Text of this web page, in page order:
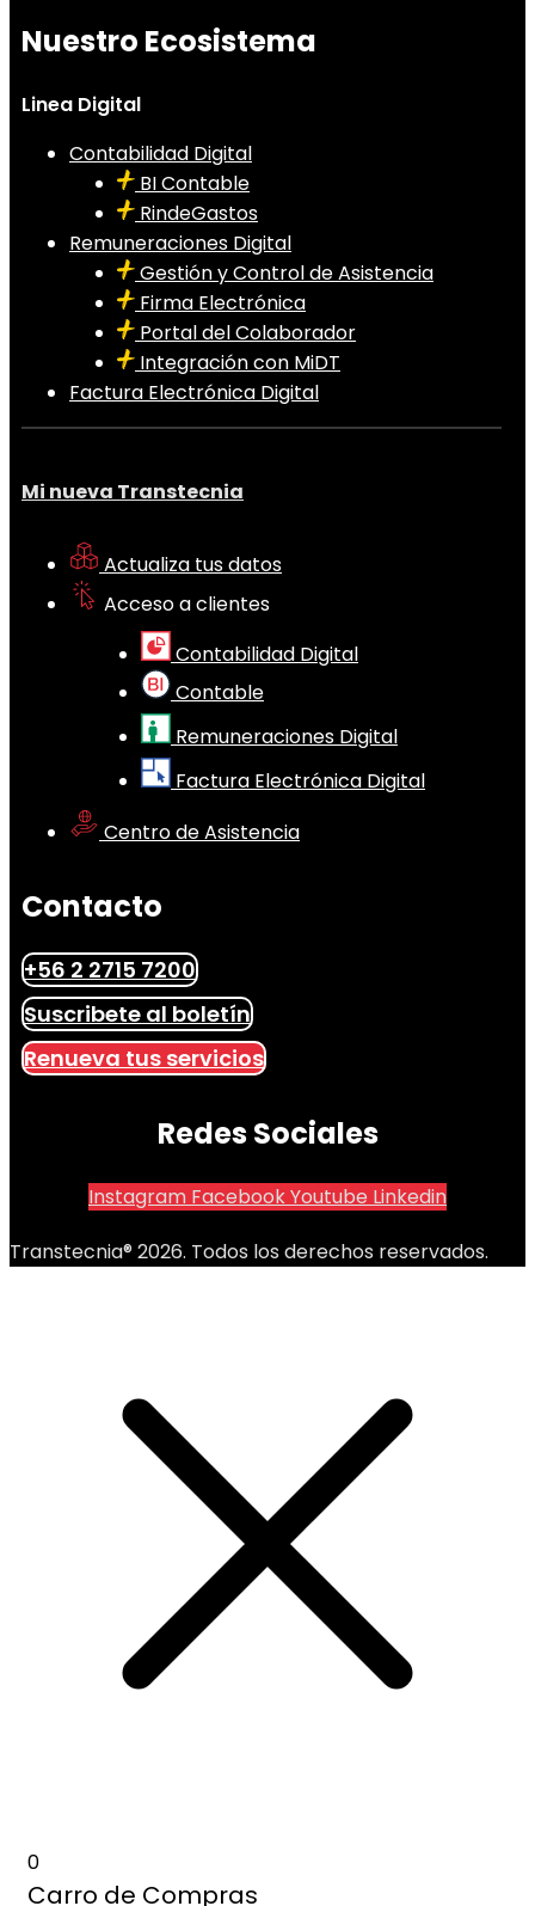
Nuestro Ecosistema
Linea Digital
Contabilidad Digital
BI Contable
RindeGastos
Remuneraciones Digital
Gestión y Control de Asistencia
Firma Electrónica
Portal del Colaborador
Integración con MiDT
Factura Electrónica Digital
Mi nueva Transtecnia
Actualiza tus datos
Acceso a clientes
Contabilidad Digital
Contable
Remuneraciones Digital
Factura Electrónica Digital
Centro de Asistencia
Contacto
+56 2 2715 7200
Suscribete al boletín
Renueva tus servicios
Redes Sociales
Instagram FacebookYoutube Linkedin
Transtecnia® 2026. Todos los derechos reservados.
0
Carro de Compras